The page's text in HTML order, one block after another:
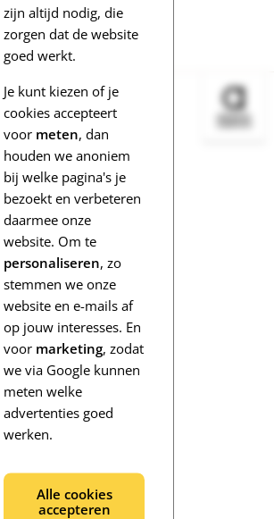
zijn altijd nodig, die
zorgen dat de website
goed werkt.
Je kunt kiezen of je
cookies accepteert
voor meten, dan
houden we anoniem
bij welke pagina's je
bezoekt en verbeteren
daarmee onze
website. Om te
personaliseren, zo
stemmen we onze
website en e-mails af
op jouw interesses. En
voor marketing, zodat
we via Google kunnen
meten welke
advertenties goed
werken.
Alle cookies
accepteren
De inhoud wordt geladen...